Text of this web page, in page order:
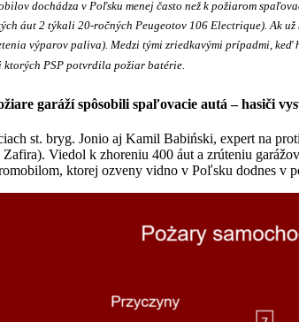
dochádza v Poľsku menej často než k požiarom
áut 2 týkali 20-ročných Peugeotov 106 Electrique). Ak
výparov paliva). Medzi tými zriedkavými prípadmi,
ktorých PSP potvrdila požiar batérie.
garáží spôsobili spaľovacie autá – hasiči
st. bryg. Jonio aj Kamil Babiński, expert na
Viedol k zhoreniu 400 áut a zrúteniu
ktorej ozveny vidno v Poľsku dodnes v